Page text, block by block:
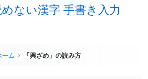
ない漢字 手書き入力
ーム 「興ざめ」の読み方